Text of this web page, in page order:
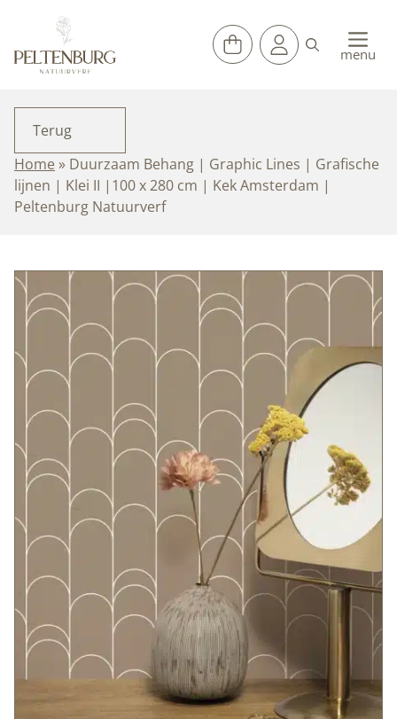
de
inhoud
menu
Terug
Home » Duurzaam Behang | Graphic Lines | Grafische
lijnen | Klei II |100 x 280 cm | Kek Amsterdam |
Peltenburg Natuurverf